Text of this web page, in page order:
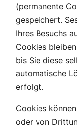
(permanente
gespeichert.
Ihres Besuchs
Cookies
bis Sie diese
automatische
erfolgt.
Cookies
oder von